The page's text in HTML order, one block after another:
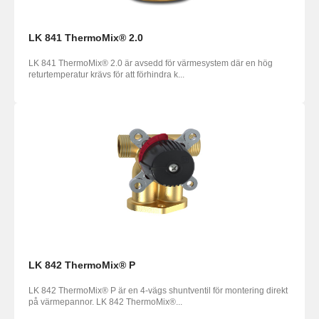
LK 841 ThermoMix® 2.0
LK 841 ThermoMix® 2.0 är avsedd för värmesystem där en hög
returtemperatur krävs för att förhindra k...
LK 842 ThermoMix® P
LK 842 ThermoMix® P är en 4-vägs shuntventil för montering direkt
på värmepannor. LK 842 ThermoMix®...